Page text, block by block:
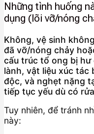
Những tình huống
dụng (lõi vỡ/nóng
Không, vệ sinh
đã vỡ/nóng chảy
cấu trúc tổ ong bị hư
lành, vật liệu xúc tác
độc, và nghẹt nặng
tiếp tục yếu dù có
Tuy nhiên, để tránh
này: